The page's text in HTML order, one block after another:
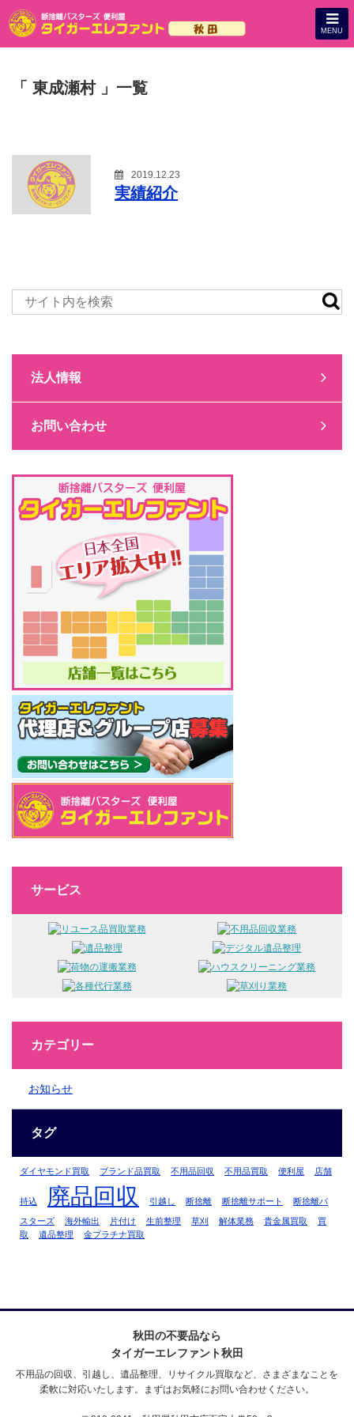
MENU
「 東成瀬村 」一覧
2019.12.23
実績紹介
法人情報
お問い合わせ
サービス
カテゴリー
お知らせ
タグ
ダイヤモンド買取 ブランド品買取 不用品回収 不用品買取 便利屋 店舗
持込 廃品回収 引越し 断捨離 断捨離サポート 断捨離バ
スターズ 海外輸出 片付け 生前整理 草刈 解体業務 貴金属買取
買
取
遺品整理 金プラチナ買取
秋田の不要品なら
タイガーエレファント秋田
不用品の回収、引越し、遺品整理、リサイクル買取など、さまざまなことを
柔軟に対応いたします。まずはお気軽にお問い合わせください。